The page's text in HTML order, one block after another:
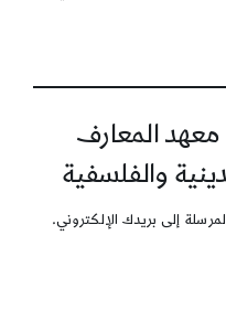
المعارف
والفلسفية
إلى بريدك الإلكتروني.